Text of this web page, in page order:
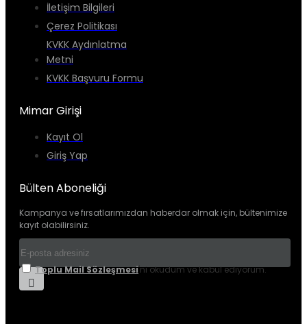
İletişim Bilgileri
Çerez Politikası
KVKK Aydınlatma
Metni
KVKK Başvuru Formu
Mimar Girişi
Kayıt Ol
Giriş Yap
Bülten Aboneliği
Kampanya ve fırsatlarımızdan haberdar olmak için, bültenimize
kayıt olabilirsiniz.
Toplu Mail Sözleşmesi'ni okudum ve kabul ediyorum.